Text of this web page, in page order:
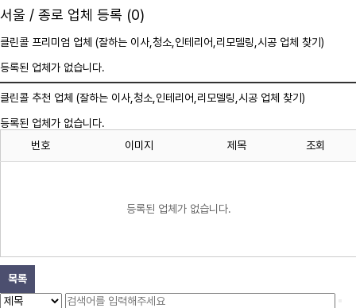
서울 / 종로 업체 등록 (0)
클린콜 프리미엄 업체 (잘하는 이사, 청소 ,인테리어,리모델링,시공 업체 찾기)
등록된 업체가 없습니다.
클린콜 추천 업체 (잘하는 이사, 청소 ,인테리어,리모델링,시공 업체 찾기)
등록된 업체가 없습니다.
번호
이미지 제목 조회
등록된 업체가 없습니다.
목록